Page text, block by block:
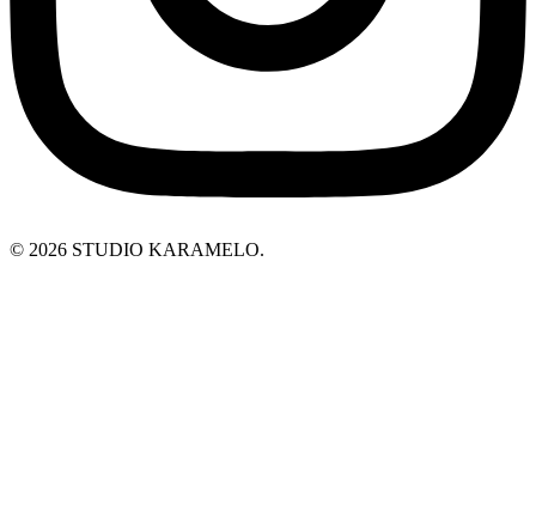
© 2026 STUDIO KARAMELO.